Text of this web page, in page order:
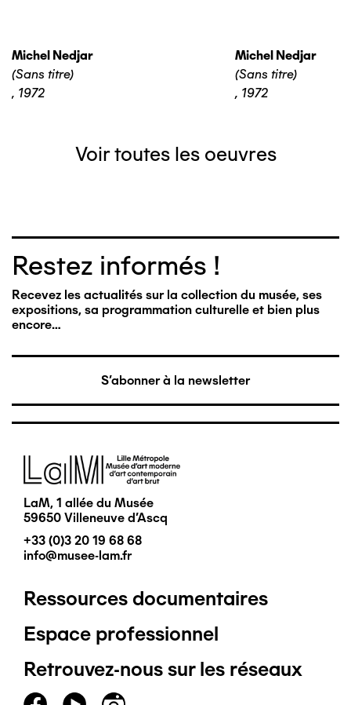
Michel Nedjar
(Sans titre)
, 1972
Michel Nedjar
(Sans titre)
, 1972
Voir toutes les oeuvres
Restez informés !
Recevez les actualités sur la collection du musée, ses
expositions, sa programmation culturelle et bien plus
encore…
S'abonner à la newsletter
Image
LaM, 1 allée du Musée
59650 Villeneuve d'Ascq
+33 (0)3 20 19 68 68
info@musee-lam.fr
Pied
de
page
Ressources documentaires
Espace professionnel
Retrouvez-nous sur les réseaux